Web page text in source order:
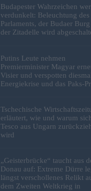
Budapester Wahrzeichen
verdunkelt: Beleuchtung des
Parlaments, der Budaer
der Zitadelle wird
Putins Leute nehmen
Premierminister Magyar
Visier und verspotten
Energiekrise und das Paks-
Tschechische
erläutert, wie und warum sich
Tesco aus Ungarn
wird
„Geisterbrücke“ taucht aus
Donau auf: Extreme Dürre
längst verschollenes Relikt
dem Zweiten Weltkrieg in